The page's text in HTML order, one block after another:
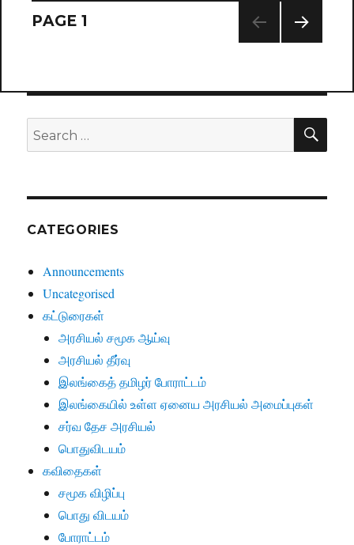
Posts
PAGE 1
Search
for:
CATEGORIES
Announcements
Uncategorised
கட்டுரைகள்
அரசியல் சமூக ஆய்வு
அரசியல் தீர்வு
இலங்கைத் தமிழர் போராட்டம்
இலங்கையில் உள்ள ஏனைய அரசியல் அமைப்புகள்
சர்வ தேச அரசியல்
பொதுவிடயம்
கவிதைகள்
சமூக விழிப்பு
பொது விடயம்
போராட்டம்